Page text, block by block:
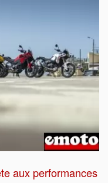
aux performances